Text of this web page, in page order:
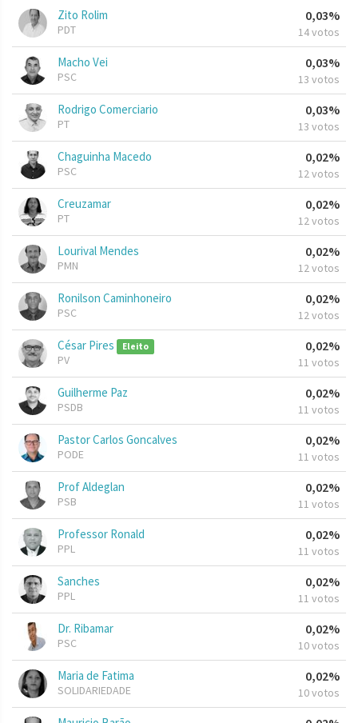
Zito Rolim
PDT
0,03%
14 votos
Macho Vei
PSC
0,03%
13 votos
Rodrigo Comerciario
PT
0,03%
13 votos
Chaguinha Macedo
PSC
0,02%
12 votos
Creuzamar
PT
0,02%
12 votos
Lourival Mendes
PMN
0,02%
12 votos
Ronilson Caminhoneiro
PSC
0,02%
12 votos
César Pires Eleito
PV
0,02%
11 votos
Guilherme Paz
PSDB
0,02%
11 votos
Pastor Carlos Goncalves
PODE
0,02%
11 votos
Prof Aldeglan
PSB
0,02%
11 votos
Professor Ronald
PPL
0,02%
11 votos
Sanches
PPL
0,02%
11 votos
Dr. Ribamar
PSC
0,02%
10 votos
Maria de Fatima
SOLIDARIEDADE
0,02%
10 votos